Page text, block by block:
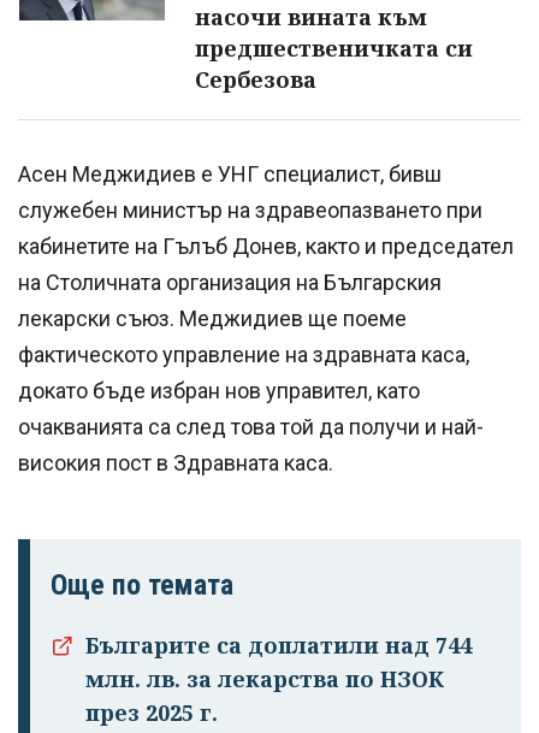
насочи вината към
предшественичката си
Сербезова
Асен Меджидиев е УНГ специалист, бивш
служебен министър на здравеопазването при
кабинетите на Гълъб Донев, както и председател
на Столичната организация на Българския
лекарски съюз. Меджидиев ще поеме
фактическото управление на здравната каса,
докато бъде избран нов управител, като
очакванията са след това той да получи и най-
високия пост в Здравната каса.
Още по темата
Българите са доплатили над 744
млн. лв. за лекарства по НЗОК
през 2025 г.